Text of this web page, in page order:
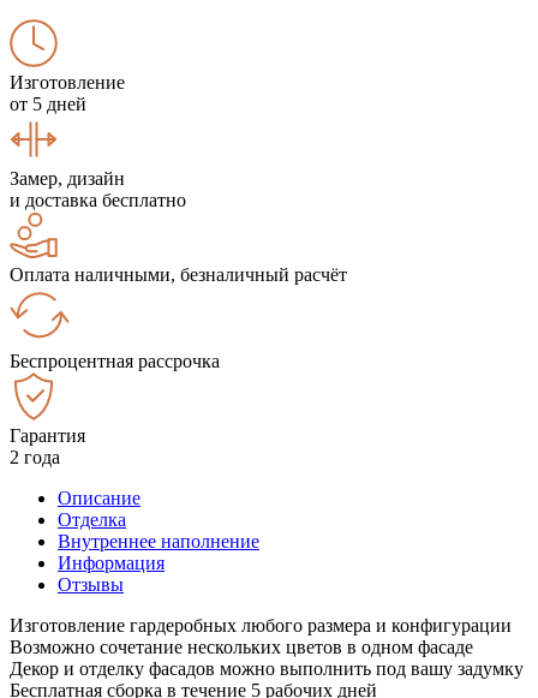
Изготовление
от 5 дней
Замер, дизайн
и доставка бесплатно
Оплата наличными, безналичный расчёт
Беспроцентная рассрочка
Гарантия
2 года
Описание
Отделка
Внутреннее наполнение
Информация
Отзывы
Изготовление гардеробных любого размера и конфигурации
Возможно сочетание нескольких цветов в одном фасаде
Декор и отделку фасадов можно выполнить под вашу задумку
Бесплатная сборка в течение 5 рабочих дней